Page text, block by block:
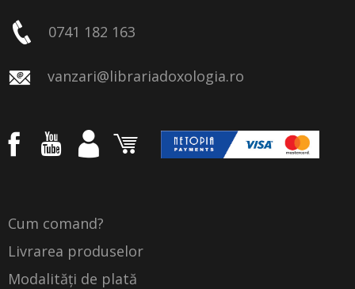
0741 182 163
vanzari@librariadoxologia.ro
Cum comand?
Livrarea produselor
Modalități de plată